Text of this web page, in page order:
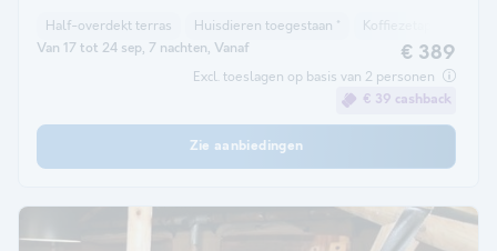
Half-overdekt terras Huisdieren toegestaan * Koffiezetapparaat
Van 17 tot 24 sep, 7 nachten, Vanaf € 389
Excl. toeslagen op basis van 2 personen
€ 39 cashback
Zie aanbiedingen